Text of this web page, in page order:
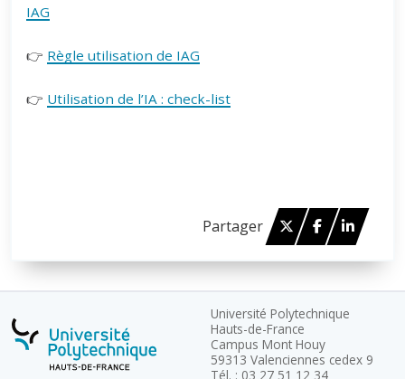
IAG
👉 Règle utilisation de IAG
👉 Utilisation de l’IA : check-list
Partager TwitterFacebook
Linked
Université Polytechnique
Hauts-de-France
Campus Mont Houy
59313 Valenciennes cedex 9
Tél. : 03 27 51 12 34